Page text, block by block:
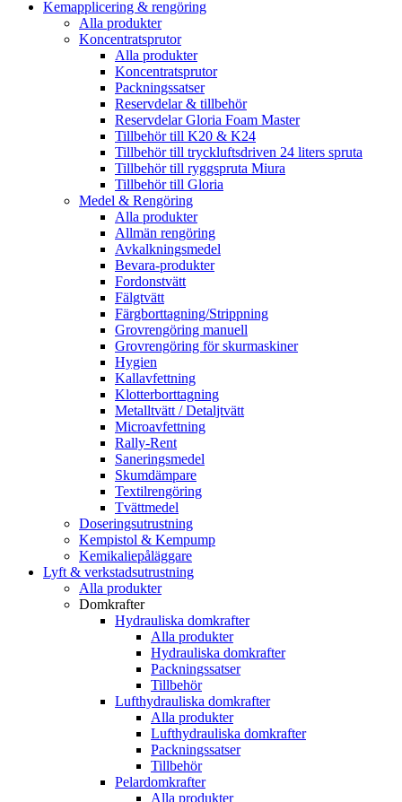
Kemapplicering & rengöring
Alla produkter
Koncentratsprutor
Alla produkter
Koncentratsprutor
Packningssatser
Reservdelar & tillbehör
Reservdelar Gloria Foam Master
Tillbehör till K20 & K24
Tillbehör till tryckluftsdriven 24 liters spruta
Tillbehör till ryggspruta Miura
Tillbehör till Gloria
Medel & Rengöring
Alla produkter
Allmän rengöring
Avkalkningsmedel
Bevara-produkter
Fordonstvätt
Fälgtvätt
Färgborttagning/Strippning
Grovrengöring manuell
Grovrengöring för skurmaskiner
Hygien
Kallavfettning
Klotterborttagning
Metalltvätt / Detaljtvätt
Microavfettning
Rally-Rent
Saneringsmedel
Skumdämpare
Textilrengöring
Tvättmedel
Doseringsutrustning
Kempistol & Kempump
Kemikaliepåläggare
Lyft & verkstadsutrustning
Alla produkter
Domkrafter
Hydrauliska domkrafter
Alla produkter
Hydrauliska domkrafter
Packningssatser
Tillbehör
Lufthydrauliska domkrafter
Alla produkter
Lufthydrauliska domkrafter
Packningssatser
Tillbehör
Pelardomkrafter
Alla produkter